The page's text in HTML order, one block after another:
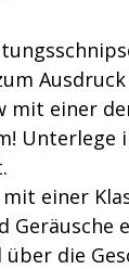
mit einer
Unterlege
einer
Geräusche
die